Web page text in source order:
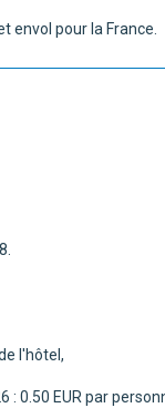
envol pour la France.
l'hôtel,
: 0.50 EUR par